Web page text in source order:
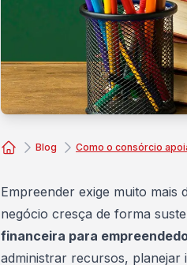
Blog Como o consórcio
Empreender exige muito mais
negócio cresça de forma
financeira para
administrar recursos, planejar